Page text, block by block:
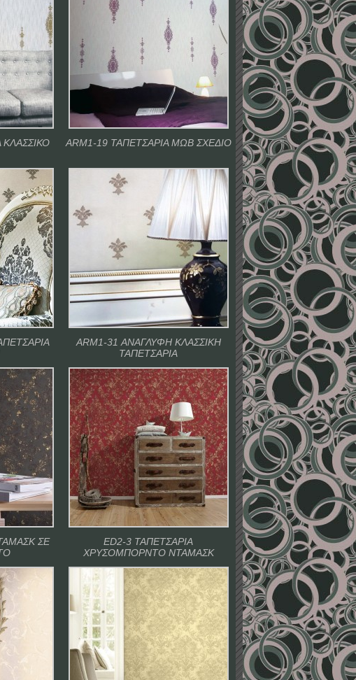
ΚΛΑΣΣΙΚΟ
ARM1-19 ΤΑΠΕΤΣΑΡΙΑ ΜΩΒ ΣΧΕΔΙΟ
ARM1-31 ΑΝΑΓΛΥΦΗ ΚΛΑΣΣΙΚΗ
ΤΑΠΕΤΣΑΡΙΑ
ΣΕ
ED2-3 ΤΑΠΕΤΣΑΡΙΑ
ΧΡΥΣΟΜΠΟΡΝΤΟ ΝΤΑΜΑΣΚ